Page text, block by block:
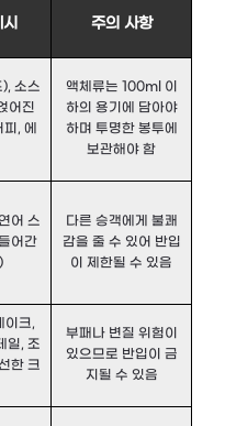
주의 사항
소스
어진
, 에
액체류는 100ml 이
하의 용기에 담아야
하며 투명한 봉투에
보관해야 함
어 스
어간
다른 승객에게 불쾌
감을 줄 수 있어 반입
이 제한될 수 있음
이크,
일, 조
한 크
부패나 변질 위험이
있으므로 반입이 금
지될 수 있음